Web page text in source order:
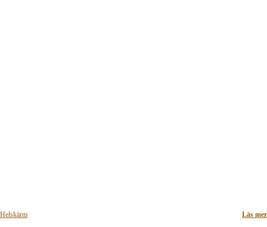
Läs mer
Helskärm